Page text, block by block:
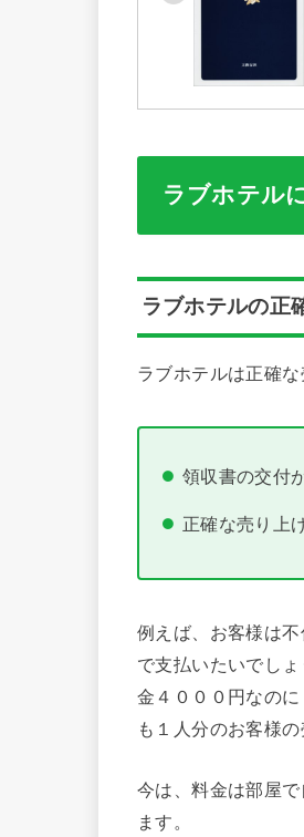
ラブホテル
ラブホテルの正
ラブホテルは正確
領収書の交付
正確な売り上
例えば、お客様は
で支払いたいでし
金４０００円なの
も１人分のお客様
今は、料金は部屋
ます。